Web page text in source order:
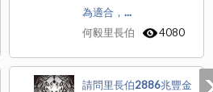
為適合，...
何毅里長伯
4080
請問里長伯2886兆豐金